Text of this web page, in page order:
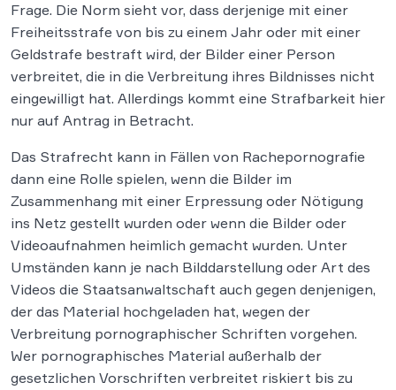
Frage. Die Norm sieht vor, dass derjenige mit einer
Freiheitsstrafe von bis zu einem Jahr oder mit einer
Geldstrafe bestraft wird, der Bilder einer Person
verbreitet, die in die Verbreitung ihres Bildnisses nicht
eingewilligt hat. Allerdings kommt eine Strafbarkeit hier
nur auf Antrag in Betracht.
Das Strafrecht kann in Fällen von Rachepornografie
dann eine Rolle spielen, wenn die Bilder im
Zusammenhang mit einer Erpressung oder Nötigung
ins Netz gestellt wurden oder wenn die Bilder oder
Videoaufnahmen heimlich gemacht wurden. Unter
Umständen kann je nach Bilddarstellung oder Art des
Videos die Staatsanwaltschaft auch gegen denjenigen,
der das Material hochgeladen hat, wegen der
Verbreitung pornographischer Schriften vorgehen.
Wer pornographisches Material außerhalb der
gesetzlichen Vorschriften verbreitet riskiert bis zu